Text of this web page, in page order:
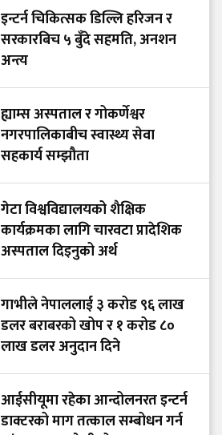
इन्टर्न चिकित्सक डिल्लि हरिजन र
सरकारबिच ५ बुँदे सहमति, अनशन
अन्त्य
ह्याम्स अस्पताल र गोकर्णेश्वर
नगरपालिकाबीच स्वास्थ्य सेवा
सहकार्य सम्झौता
गेटा विश्वविद्यालयको शैक्षिक
कार्यक्रमका लागि चारवटा प्रादेशिक
अस्पताल दिइनुको अर्थ
गाभीले नेपाललाई ३ करोड ९६ लाख
डलर बराबरको खोप र १ करोड ८०
लाख डलर अनुदान दिने
आईसीयूमा रहेका आन्दोलनरत इन्टर्न
डाक्टरको माग तत्काल सम्बोधन गर्न